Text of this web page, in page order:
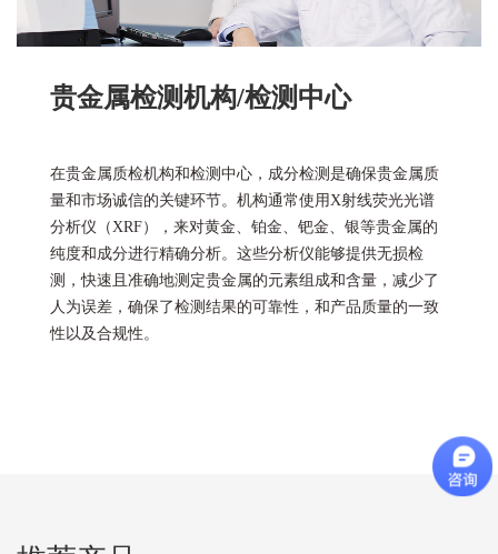
贵金属检测机构/检测中心
在贵金属质检机构和检测中心，成分检测是确保贵金属质
量和市场诚信的关键环节。机构通常使用X射线荧光光谱
分析仪（XRF），来对黄金、铂金、钯金、银等贵金属的
纯度和成分进行精确分析。这些分析仪能够提供无损检
测，快速且准确地测定贵金属的元素组成和含量，减少了
人为误差，确保了检测结果的可靠性，和产品质量的一致
性以及合规性。